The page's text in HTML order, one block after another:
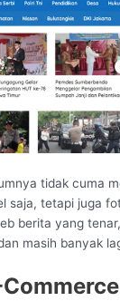
tidak cuma
saja, tetapi juga
berita yang
masih banyak